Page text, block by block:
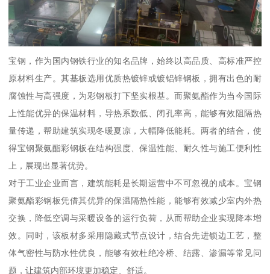
宝钢，作为国内钢铁行业的知名品牌，始终以高品质、高标准严控
原材料生产。其基板选用优质热镀锌或镀铝锌钢板，拥有出色的耐
腐蚀性与高强度，为彩钢板打下坚实根基。而聚氨酯作为当今国际
上性能优异的保温材料，导热系数低、闭孔率高，能够有效阻隔热
量传递，帮助建筑实现冬暖夏凉，大幅降低能耗。两者的结合，使
得宝钢聚氨酯彩钢板在结构强度、保温性能、耐久性与施工便利性
上，展现出显著优势。
对于工业企业而言，建筑能耗是长期运营中不可忽视的成本。宝钢
聚氨酯彩钢板凭借其优异的保温隔热性能，能够有效减少室内外热
交换，降低空调与采暖设备的运行负荷，从而帮助企业实现降本增
效。同时，该板材多采用隐藏式节点设计，结合先进锁边工艺，整
体气密性与防水性优良，能够有效杜绝冷桥、结露、渗漏等常见问
题，让建筑内部环境更加稳定、舒适。